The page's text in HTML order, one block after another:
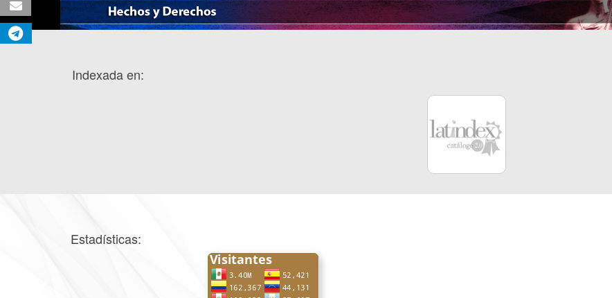
Indexada en:
Estadísticas: